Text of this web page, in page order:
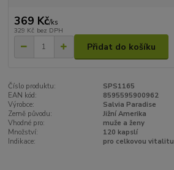
369 Kč/ks
329 Kč bez DPH
Přidat do košíku
Číslo produktu:
SPS1165
EAN kód:
8595595900962
Výrobce:
Salvia Paradise
Země původu:
Jižní Amerika
Vhodné pro:
muže a ženy
Množství:
120 kapslí
Indikace:
pro celkovou vitalitu